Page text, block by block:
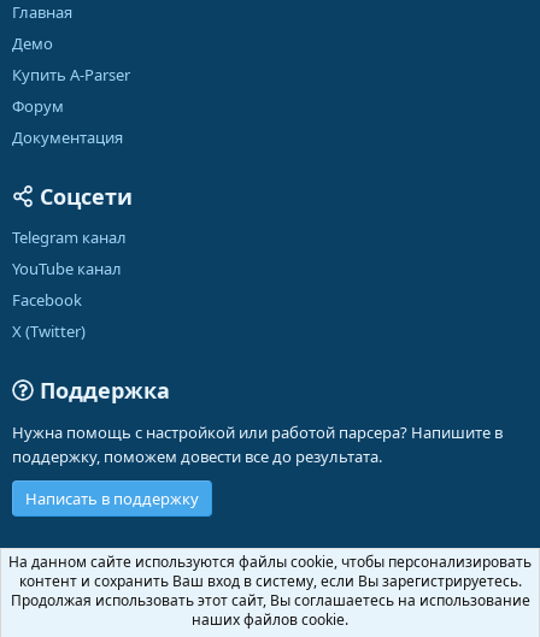
Главная
Демо
Купить A-Parser
Форум
Документация
Соцсети
Telegram канал
YouTube канал
Facebook
X (Twitter)
Поддержка
Нужна помощь с настройкой или работой парсера? Напишите в
поддержку, поможем довести все до результата.
Написать в поддержку
Russian (RU)
Обратная связь
Условия и правила
Политика конфиденциальности
Помощь
На данном сайте используются файлы cookie, чтобы персонализировать
контент и сохранить Ваш вход в систему, если Вы зарегистрируетесь.
Продолжая использовать этот сайт, Вы соглашаетесь на использование
наших файлов cookie.